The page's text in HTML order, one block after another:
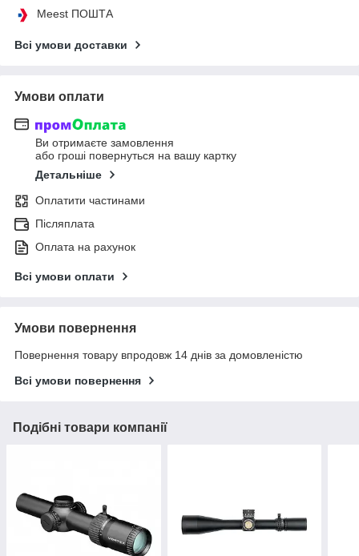
Meest ПОШТА
Всі умови доставки
Умови оплати
Ви отримаєте замовлення
або гроші повернуться на вашу картку
Детальніше
Оплатити частинами
Післяплата
Оплата на рахунок
Всі умови оплати
Умови повернення
Повернення товару впродовж 14 днів за домовленістю
Всі умови повернення
Подібні товари компанії